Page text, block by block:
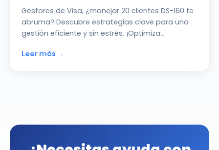
Gestores de Visa, ¿manejar 20 clientes DS-160 te
abruma? Descubre estrategias clave para una
gestión eficiente y sin estrés. ¡Optimiza…
Leer más →